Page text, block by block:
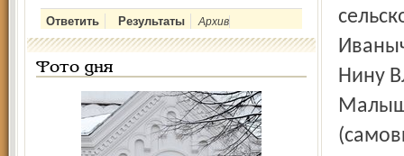
Архив
Фото дня
Нину